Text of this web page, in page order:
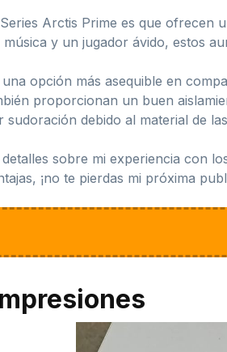
Arctis Prime es que ofrecen
y un jugador ávido, estos
opción más asequible en
proporcionan un buen
sudoración debido al material de
sobre mi experiencia con
¡no te pierdas mi próxima